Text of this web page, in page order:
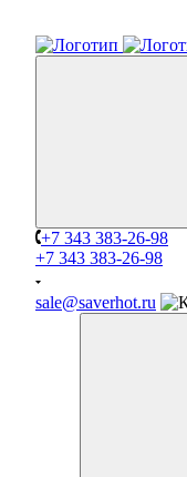
+7 343 383-26-98
+7 343 383-26-98
sale@saverhot.ru